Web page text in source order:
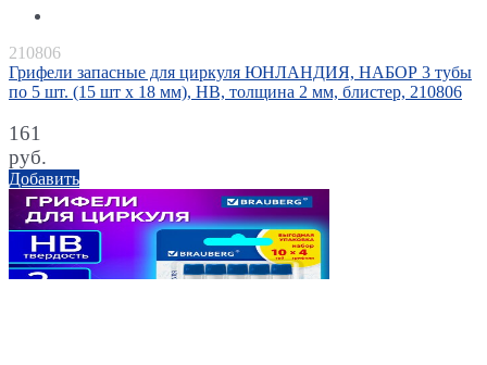
210806
Грифели запасные для циркуля ЮНЛАНДИЯ, НАБОР 3 тубы
по 5 шт. (15 шт х 18 мм), HB, толщина 2 мм, блистер, 210806
161
руб.
Добавить